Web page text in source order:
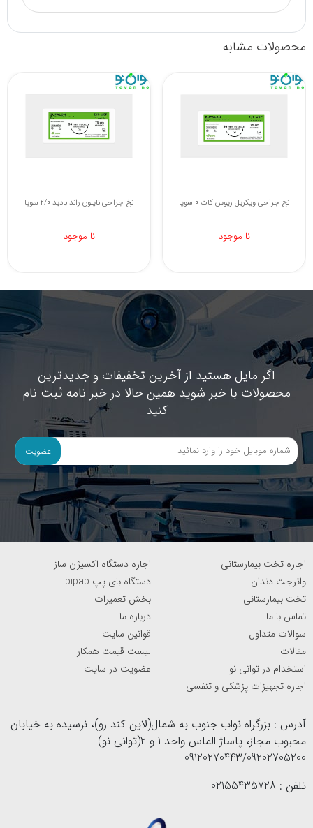
محصولات مشابه
نخ جراحی نایلون راند بادید 2/0 سوپا
نا موجود
نخ جراحی ویکریل ریوس کات 0 سوپا
نا موجود
اگر مایل هستید از آخرین تخفیفات و جدیدترین
محصولات با خبر شوید همین حالا در خبر نامه ثبت نام
کنید
عضویت
اجاره تخت بیمارستانی
اجاره دستگاه اکسیژن ساز
واترجت دندان
دستگاه بای پپ bipap
تخت بیمارستانی
بخش تعمیرات
تماس با ما
درباره ما
سوالات متداول
قوانین سایت
مقالات
لیست قیمت همکار
استخدام در توانی نو
عضویت در سایت
اجاره تجهیزات پزشکی و تنفسی
آدرس : بزرگراه نواب جنوب به شمال(لاین کند رو)، نرسیده به خیابان
محبوب مجاز، پاساژ الماس واحد 1 و 2(توانی نو)
09120270443/09202705200
تلفن : 02155435728